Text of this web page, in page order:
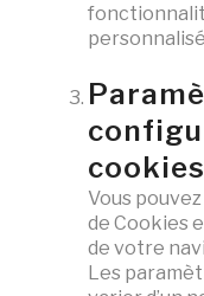
cookies
Vous
de Cookies
de votre
Les